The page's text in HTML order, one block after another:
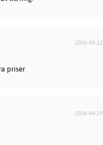
2026-04-12
priser
2026-04-19